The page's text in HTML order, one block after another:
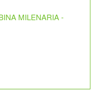
MILENARIA -